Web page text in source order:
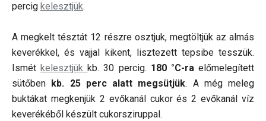
percig kelesztjük.
A megkelt tésztát 12 részre osztjuk, megtöltjük az almás
keverékkel, és vajjal kikent, lisztezett tepsibe tesszük.
Ismétkelesztjükkb. 30 percig. 180 °C-raelőmelegített
sütőben kb. 25 perc alatt megsütjük. A még meleg
buktákat megkenjük 2 evőkanál cukor és 2 evőkanál víz
keverékéből készült cukorsziruppal.